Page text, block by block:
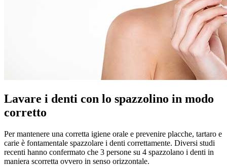
Lavare i denti con lo spazzolino in modo
corretto
Per mantenere una corretta igiene orale e prevenire placche, tartaro e
carie è fontamentale spazzolare i denti correttamente. Diversi studi
recenti hanno confermato che 3 persone su 4 spazzolano i denti in
maniera scorretta ovvero in senso orizzontale.